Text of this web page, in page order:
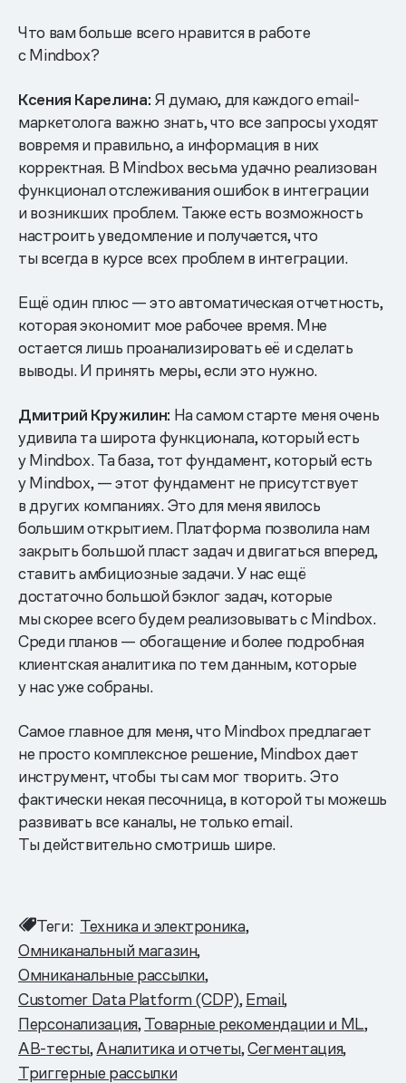
Что вам больше всего нравится в работе
с Mindbox?
Ксения Карелина: Я думаю, для каждого email-
маркетолога важно знать, что все запросы уходят
вовремя и правильно, а информация в них
корректная. В Mindbox весьма удачно реализован
функционал отслеживания ошибок в интеграции
и возникших проблем. Также есть возможность
настроить уведомление и получается, что
ты всегда в курсе всех проблем в интеграции.
Ещё один плюс — это автоматическая отчетность,
которая экономит мое рабочее время. Мне
остается лишь проанализировать её и сделать
выводы. И принять меры, если это нужно.
Дмитрий Кружилин: На самом старте меня очень
удивила та широта функционала, который есть
у Mindbox. Та база, тот фундамент, который есть
у Mindbox, — этот фундамент не присутствует
в других компаниях. Это для меня явилось
большим открытием. Платформа позволила нам
закрыть большой пласт задач и двигаться вперед,
ставить амбициозные задачи. У нас ещё
достаточно большой бэклог задач, которые
мы скорее всего будем реализовывать с Mindbox.
Среди планов — обогащение и более подробная
клиентская аналитика по тем данным, которые
у нас уже собраны.
Самое главное для меня, что Mindbox предлагает
не просто комплексное решение, Mindbox дает
инструмент, чтобы ты сам мог творить. Это
фактически некая песочница, в которой ты можешь
развивать все каналы, не только email.
Ты действительно смотришь шире.
Теги: Техника и электроника
Омниканальный магазин
Омниканальные рассылки
Customer Data Platform (CDP) Email
Персонализация Товарные рекомендации и ML
AB-тесты Аналитика и отчеты Сегментация
Триггерные рассылки